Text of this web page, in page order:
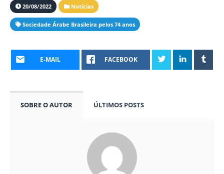
20/08/2022 Notícias
Sociedade Árabe Brasileira pelos 74 anos
E-MAIL FACEBOOK
SOBRE O AUTOR ÚLTIMOS POSTS